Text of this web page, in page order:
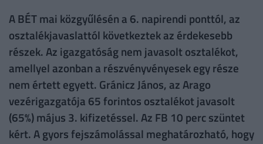
A BÉT mai közgyűlésén a 6. napirendi ponttól, az
osztalékjavaslattól következtek az érdekesebb
részek. Az igazgatóság nem javasolt osztalékot,
amellyel azonban a részvényvényesek egy része
nem értett egyett. Gránicz János, az Arago
vezérigazgatója 65 forintos osztalékot javasolt
(65%) május 3. kifizetéssel. Az FB 10 perc szüntet
kért. A gyors fejszámolással meghatározható, hogy